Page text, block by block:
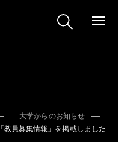
大学からのお知らせ
「教員募集情報」を掲載しました